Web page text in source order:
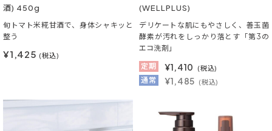
酒) 450g
旬トマト米糀甘酒で、身体シャキッと
整う
¥1,425 (税込)
(WELLPLUS)
デリケートな肌にもやさしく、善玉菌
酵素が汚れをしっかり落とす「第3の
エコ洗剤」
定期
¥1,410 (税込)
通常 ¥1,485 (税込)